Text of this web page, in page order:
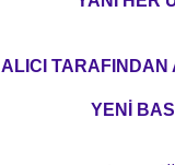
ALICI TARAFINDAN
YENİ